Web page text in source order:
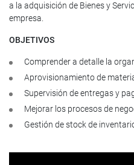
a la adquisición de Bienes y
empresa.
OBJETIVOS
Comprender a detalle la
Aprovisionamiento de
Supervisión de entregas y
Mejorar los procesos de
Gestión de stock de